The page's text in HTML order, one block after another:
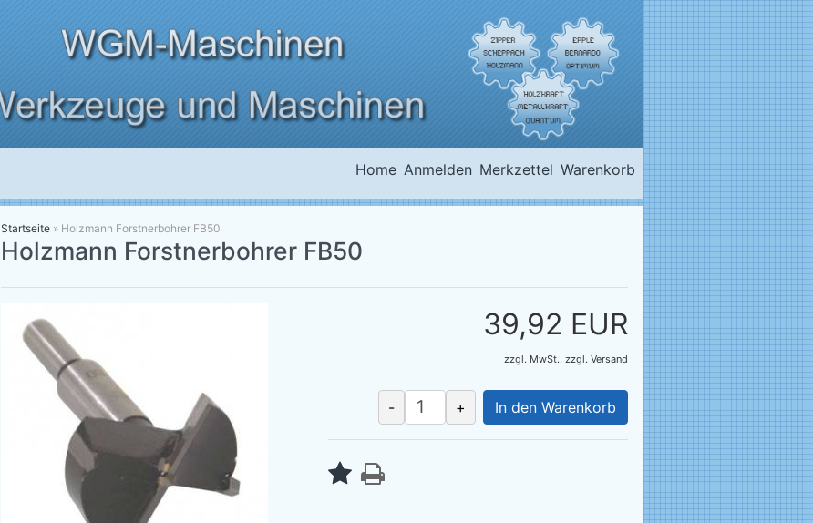
Home Anmelden Merkzettel Warenkorb
Startseite » Holzmann Forstnerbohrer FB50
Holzmann Forstnerbohrer FB50
39,92 EUR
zzgl. MwSt., zzgl. Versand
- + In den Warenkorb